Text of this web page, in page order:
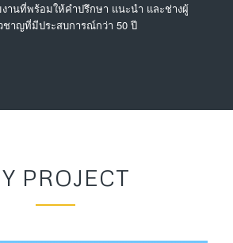
านที่พร้อมให้คำปรึกษา แนะนำ และช่างผู้
ชาญที่มีประสบการณ์กว่า 50 ปี
PROJECT